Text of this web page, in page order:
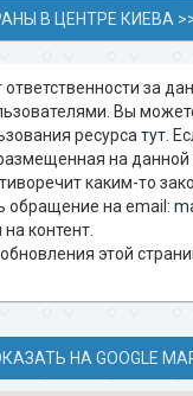
В ЦЕНТРЕ КИЕВА
ответственности за
Вы
ресурса тут .
на данной
каким-то
обращение на email:
контент.
этой
НА GOOGLE